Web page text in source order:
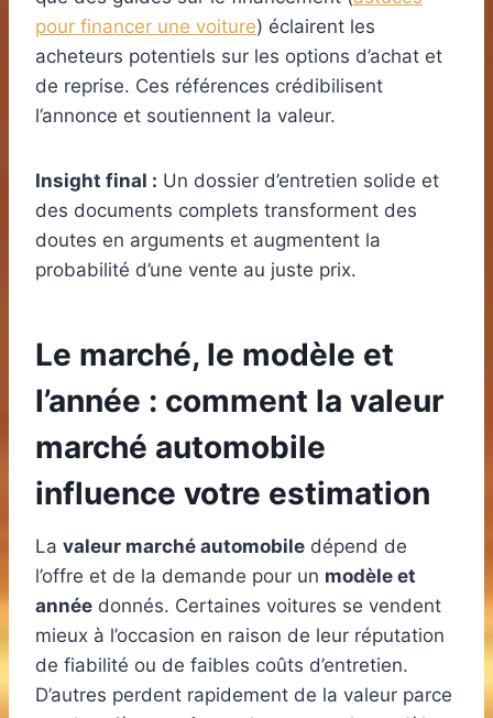
pour financer une voiture) éclairent les
acheteurs potentiels sur les options d’achat et
de reprise. Ces références crédibilisent
l’annonce et soutiennent la valeur.
Insight final : Un dossier d’entretien solide et
des documents complets transforment des
doutes en arguments et augmentent la
probabilité d’une vente au juste prix.
Le marché, le modèle et
l’année : comment la valeur
marché automobile
influence votre estimation
La valeur marché automobile dépend de
l’offre et de la demande pour un modèle et
année donnés. Certaines voitures se vendent
mieux à l’occasion en raison de leur réputation
de fiabilité ou de faibles coûts d’entretien.
D’autres perdent rapidement de la valeur parce